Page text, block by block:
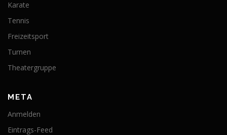
Karate
Tennis
Freizeitsport
Turnen
Theatergruppe
META
Anmelden
Eintrags-Feed